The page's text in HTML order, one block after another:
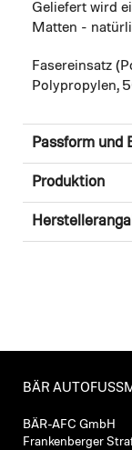
Geliefert wird
Matten -
Fasereinsatz
Polypropylen,
Passform und
Produktion
BÄR
BÄR-AFC GmbH
Frankenberger